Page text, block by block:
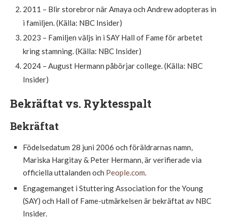
2011 – Blir storebror när Amaya och Andrew adopteras in
i familjen. (Källa: NBC Insider)
2023 – Familjen väljs in i SAY Hall of Fame för arbetet
kring stamning. (Källa: NBC Insider)
2024 – August Hermann påbörjar college. (Källa: NBC
Insider)
Bekräftat vs. Ryktesspalt
Bekräftat
Födelsedatum 28 juni 2006 och föräldrarnas namn,
Mariska Hargitay & Peter Hermann, är verifierade via
officiella uttalanden och People.com.
Engagemanget i Stuttering Association for the Young
(SAY) och Hall of Fame-utmärkelsen är bekräftat av NBC
Insider.